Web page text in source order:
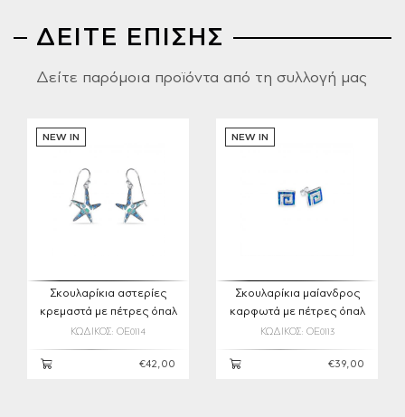
ΔΕΙΤΕ ΕΠΙΣΗΣ
Δείτε παρόμοια προϊόντα από τη συλλογή μας
NEW IN
Σκουλαρίκια αστερίες
κρεμαστά με πέτρες όπαλ
ΚΩΔΙΚΟΣ: OE0114
€42,00
NEW IN
Σκουλαρίκια μαίανδρος
καρφωτά με πέτρες όπαλ
ΚΩΔΙΚΟΣ: OE0113
€39,00